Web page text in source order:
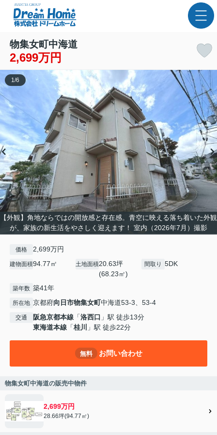
物集女町中海道
2,699万円
【外観】角地ならではの開放感と存在感。青空に映える落ち着いた外観
が、家族の新生活をやさしく迎えます！ 室内（2026年7月）撮影
1 /6
価格 2,699万円
建物面積94.77㎡ 土地面積20.63坪
(68.23㎡)
間取り 5DK
築年数 築41年
所在地 京都府向日市物集女町中海道53-3、53-4
交通 阪急京都本線 「洛西口 」駅 徒歩13分
東海道本線 「桂川 」駅 徒歩22分
無料 お問い合わせ
物集女町中海道の販売中物件
2,699万円
28.66坪(94.77㎡)